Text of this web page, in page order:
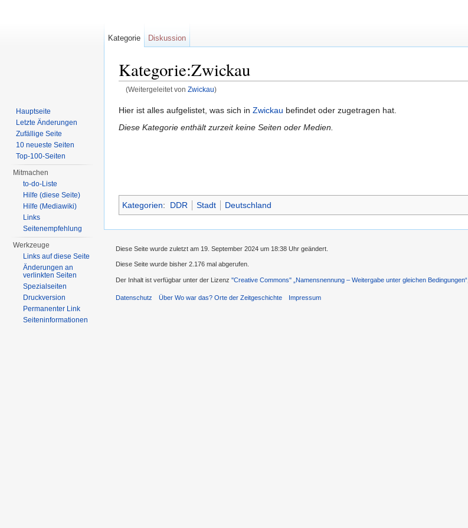
Kategorie:Zwickau
(Weitergeleitet von Zwickau)
Hier ist alles aufgelistet, was sich in Zwickau befindet oder zugetragen hat.
Diese Kategorie enthält zurzeit keine Seiten oder Medien.
Kategorien: DDR Stadt Deutschland
Kategorie Diskussion
Hauptseite
Letzte Änderungen
Zufällige Seite
10 neueste Seiten
Top-100-Seiten
Mitmachen
to-do-Liste
Hilfe (diese Seite)
Hilfe (Mediawiki)
Links
Seitenempfehlung
Werkzeuge
Links auf diese Seite
Änderungen an
verlinkten Seiten
Spezialseiten
Druckversion
Permanenter Link
Seiteninformationen
Diese Seite wurde zuletzt am 19. September 2024 um 18:38 Uhr geändert.
Diese Seite wurde bisher 2.176 mal abgerufen.
Der Inhalt ist verfügbar unter der Lizenz ''Creative Commons'' „Namensnennung – Weitergabe unter gleichen Bedingungen“
Datenschutz Über Wo war das? Orte der Zeitgeschichte Impressum